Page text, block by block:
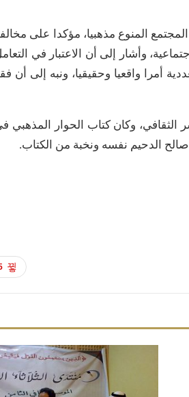
المنوع مذهبيا، مؤكدا على
وأشار إلى أن الاعتبار في
أمرا واقعيا وحقيقيا، ونبه إلى أن
وكان كتاب الحوار المذهبي
الدحيم نفسه ونخبة من الكتاب.